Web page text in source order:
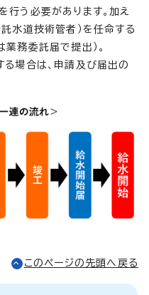
行う必要があります。加え
水道技術管者）を任命する
務委託届で提出）。
る場合は、申請及び届出の
このページの先頭へ戻る